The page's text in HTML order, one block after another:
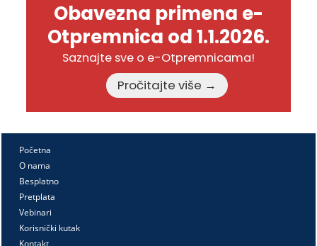
Obavezna primena e-
Otpremnica od 1.1.2026.
Saznajte sve o e-Otpremnicama!
Pročitajte više →
Početna
O nama
Besplatno
Pretplata
Vebinari
Korisnički kutak
Kontakt